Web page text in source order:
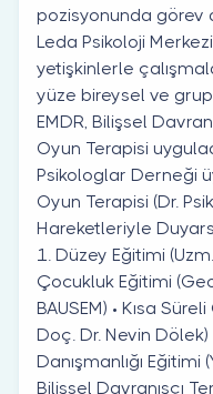
pozisyonunda görev
Leda Psikoloji
yetişkinlerle
yüze bireysel ve grup
EMDR, Bilişsel
Oyun Terapisi
Psikologlar Derneği
Oyun Terapisi (Dr.
Hareketleriyle
1. Düzey Eğitimi
Çocukluk Eğitimi
BAUSEM) • Kısa
Doç. Dr. Nevin Dölek)
Danışmanlığı Eğitimi
Bilişsel Davranışçı